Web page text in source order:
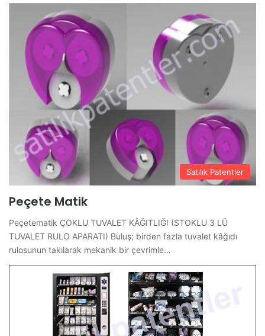
Satılık Patentler
Peçete Matik
Peçetematik ÇOKLU TUVALET KÂĞITLIĞI (STOKLU 3 LÜ
TUVALET RULO APARATI) Buluş; birden fazla tuvalet kâğıdı
rulosunun takılarak mekanik bir çevrimle…